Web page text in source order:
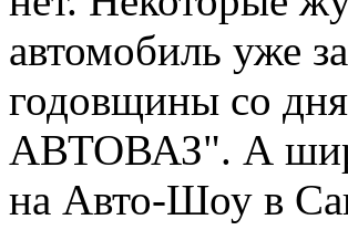
автомобиль уже
годовщины со
АВТОВАЗ". А
на Авто-Шоу в